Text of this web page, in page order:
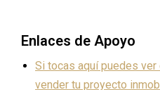
Enlaces de Apoyo
Si tocas aquí puedes
vender tu proyecto